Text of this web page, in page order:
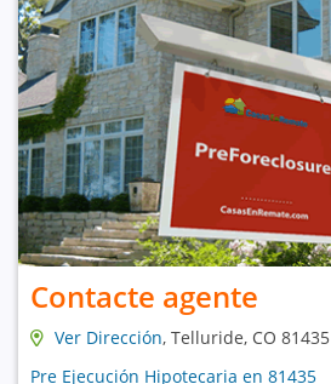
Contacte agente
Ver Dirección, Telluride, CO 81435
Pre Ejecución Hipotecaria en 81435